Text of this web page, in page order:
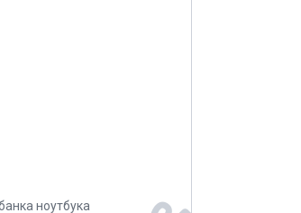
ноутбука